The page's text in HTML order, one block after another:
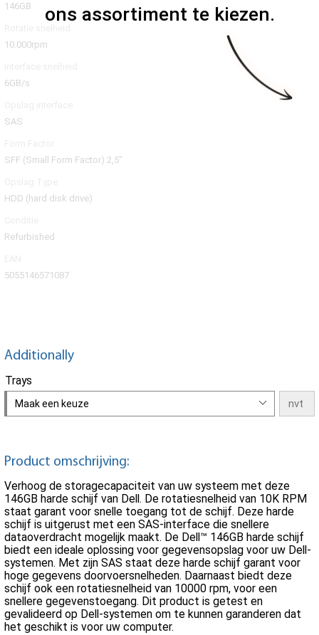
146GB
10.000rpm
6GB/s
SAS
SFF (Small Form Factor) 2,5"
HDD (hard disk drive)
Refurbished
5055146571087
ons assortiment te kiezen.
Additionally
Trays
Maak een keuze
Product omschrijving:
Verhoog de storagecapaciteit van uw systeem met deze
146GB harde schijf van Dell. De rotatiesnelheid van 10K RPM
staat garant voor snelle toegang tot de schijf. Deze harde
schijf is uitgerust met een SAS-interface die snellere
dataoverdracht mogelijk maakt. De Dell™ 146GB harde schijf
biedt een ideale oplossing voor gegevensopslag voor uw Dell-
systemen. Met zijn SAS staat deze harde schijf garant voor
hoge gegevens doorvoersnelheden. Daarnaast biedt deze
schijf ook een rotatiesnelheid van 10000 rpm, voor een
snellere gegevenstoegang. Dit product is getest en
gevalideerd op Dell-systemen om te kunnen garanderen dat
het geschikt is voor uw computer.